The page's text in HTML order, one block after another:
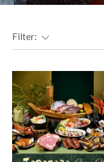
Filter: